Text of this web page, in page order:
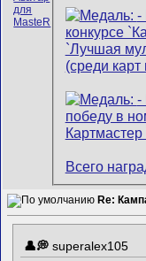
Всего
Re:
superalex105